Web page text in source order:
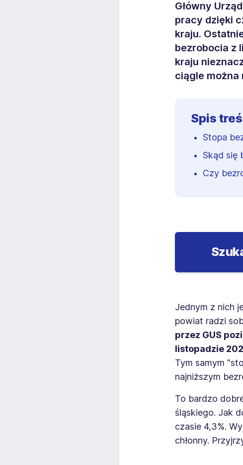
Główny
pracy dzięki
kraju.
bezrobocia z
kraju
ciągle można
Spis
Stopa
Skąd się
Czy
Jednym z nich
powiat radzi
przez GUS
listopadzie
Tym samym
najniższym
To bardzo
śląskiego. Jak
czasie 4,3%.
chłonny.